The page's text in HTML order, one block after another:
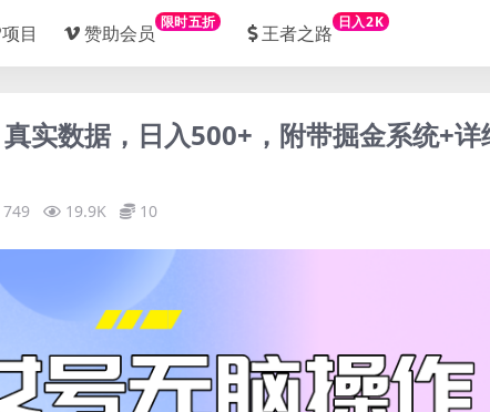
目 赞助会员 限时五折 王者之路 日入2K
实数据，日入500+，附带掘金系统+详
749 19.9K 10